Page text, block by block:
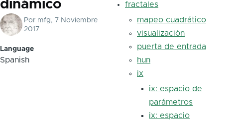
navegación
dinámico
Por mfg, 7 Noviembre
2017
Language
Spanish
fractales
mapeo cuadrático
visualización
puerta de entrada
hun
ix
ix: espacio de
parámetros
ix: espacio